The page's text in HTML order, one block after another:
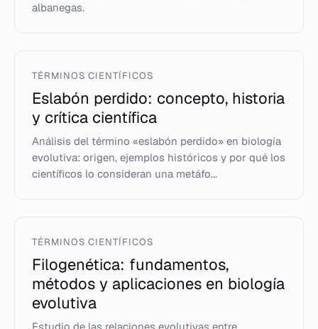
albanegas.
TÉRMINOS CIENTÍFICOS
Eslabón perdido: concepto, historia
y crítica científica
Análisis del término «eslabón perdido» en biología
evolutiva: origen, ejemplos históricos y por qué los
científicos lo consideran una metáfo...
TÉRMINOS CIENTÍFICOS
Filogenética: fundamentos,
métodos y aplicaciones en biología
evolutiva